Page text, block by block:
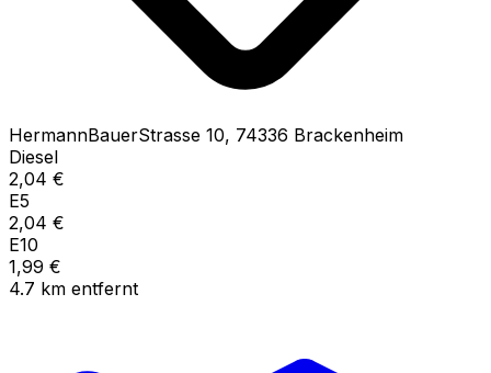
HermannBauerStrasse 10, 74336 Brackenheim
Diesel
2,04 €
E5
2,04 €
E10
1,99 €
4.7 km entfernt